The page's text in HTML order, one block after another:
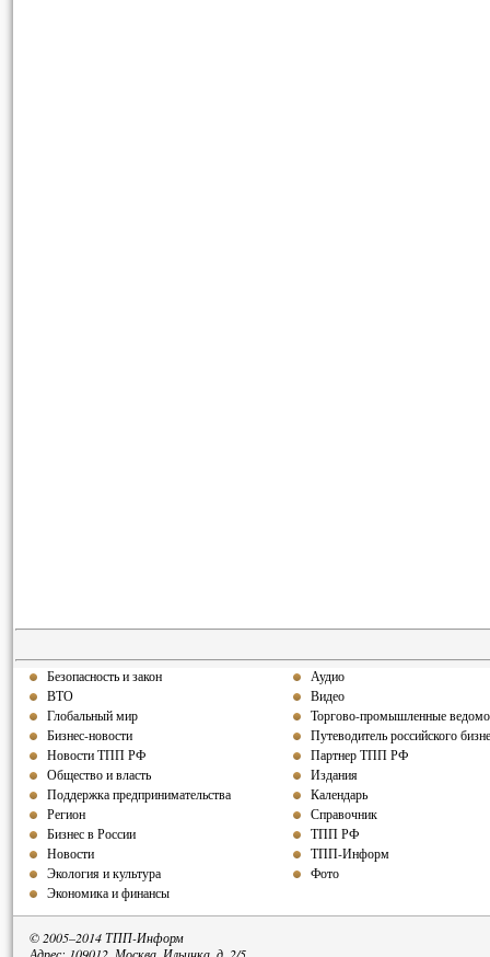
Безопасность и закон
ВТО
Глобальный мир
Бизнес-новости
Новости ТПП РФ
Общество и власть
Поддержка предпринимательства
Регион
Бизнес в России
Новости
Экология и культура
Экономика и финансы
Аудио
Видео
Торгово-промышленные
Путеводитель российского
Партнер ТПП РФ
Издания
Календарь
Справочник
ТПП РФ
ТПП-Информ
Фото
© 2005–2014 ТПП-Информ